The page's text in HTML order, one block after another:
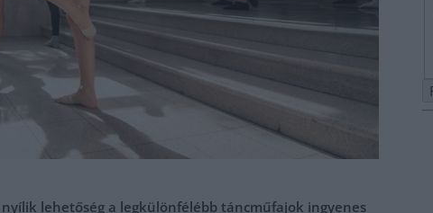
lehetőség a legkülönfélébb táncműfajok ingyenes